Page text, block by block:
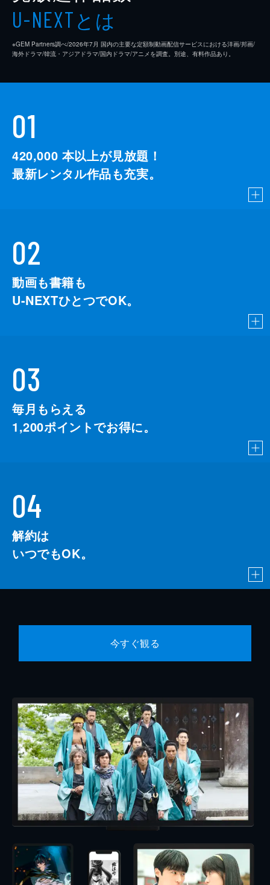
U-NEXTとは
※GEM Partners調べ/2026年7⽉ 国内の主要な定額制動画配信サービスにおける洋画/邦画/
海外ドラマ/韓流・アジアドラマ/国内ドラマ/アニメを調査。別途、有料作品あり。
01
420,000 本以上が見放題！
最新レンタル作品も充実。
02
動画も書籍も
U-NEXTひとつでOK。
03
毎月もらえる
1,200ポイントでお得に。
04
解約は
いつでもOK。
今すぐ観る